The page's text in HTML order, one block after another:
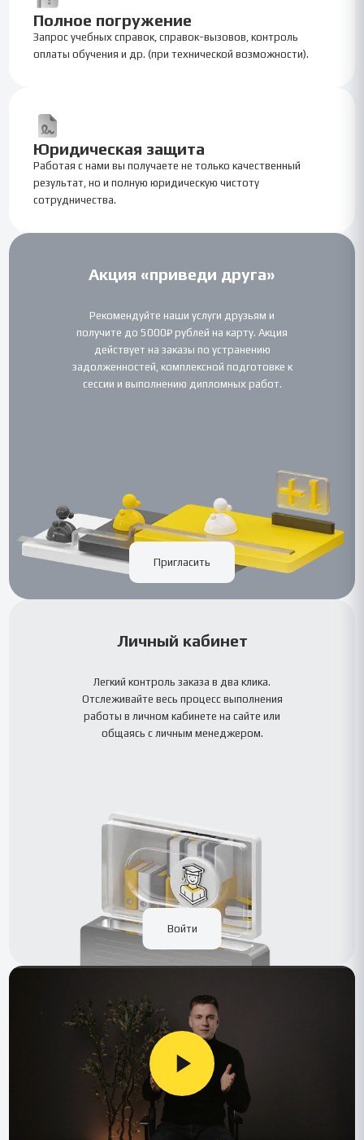
Полное погружение
Запрос учебных справок, справок-вызовов, контроль
оплаты обучения и др. (при технической возможности).
Юридическая защита
Работая с нами вы получаете не только качественный
результат, но и полную юридическую чистоту
сотрудничества.
Акция «приведи друга»
Рекомендуйте наши услуги друзьям и
получите до 5000₽ рублей на карту. Акция
действует на заказы по устранению
задолженностей, комплексной подготовке к
сессии и выполнению дипломных работ.
Пригласить
Личный кабинет
Легкий контроль заказа в два клика.
Отслеживайте весь процесс выполнения
работы в личном кабинете на сайте или
общаясь с личным менеджером.
Войти